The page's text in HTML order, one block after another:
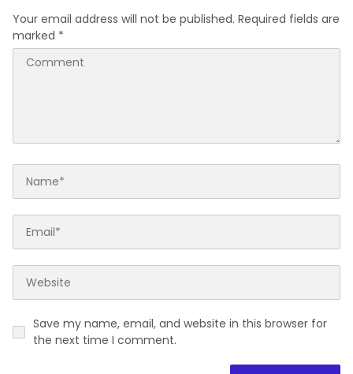
Your email address will not be published. Required fields are
marked *
Save my name, email, and website in this browser for
the next time I comment.